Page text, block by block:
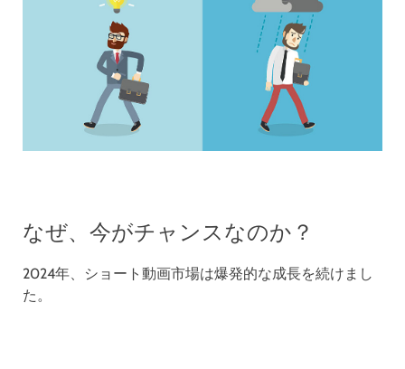
なぜ、今がチャンスなのか？
2024年、ショート動画市場は爆発的な成長を続けまし
た。